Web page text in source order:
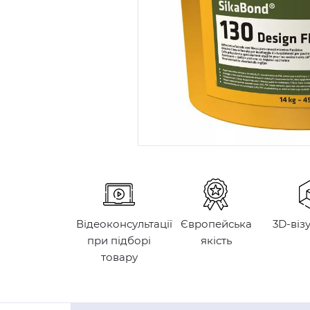
Відеоконсультації
при підборі
товару
Європейська
якість
3D-